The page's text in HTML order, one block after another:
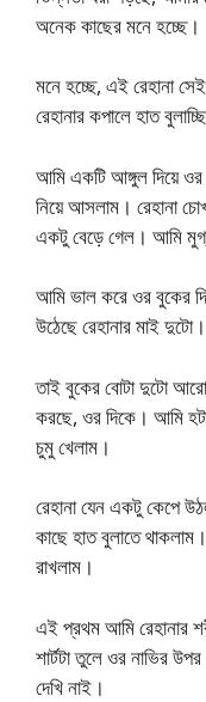
অনেক কাছের মনে হচ্ছে।
মনে হচ্ছে, এই রেহানা
রেহানার কপালে হাত
আমি একটি আঙ্গুল দিয়ে ওর
নিয়ে আসলাম। রেহানা
একটু বেড়ে গেল। আমি মুগ্ধ
আমি ভাল করে ওর বুকের
উঠেছে রেহানার মাই
তাই বুকের বোটা দুটো
করছে, ওর দিকে। আমি
চুমু খেলাম।
রেহানা যেন একটু কেপে
কাছে হাত বুলাতে
রাখলাম।
এই প্রথম আমি রেহানার
শার্টটা তুলে ওর নাভির
দেখি নাই।